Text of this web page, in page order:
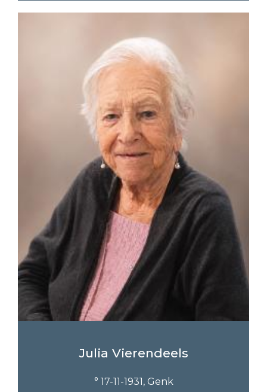
Julia Vierendeels
° 17-11-1931, Genk